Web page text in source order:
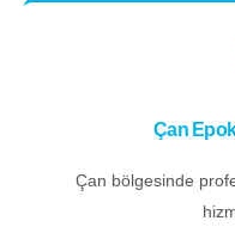
Çan
Çan bölgesinde